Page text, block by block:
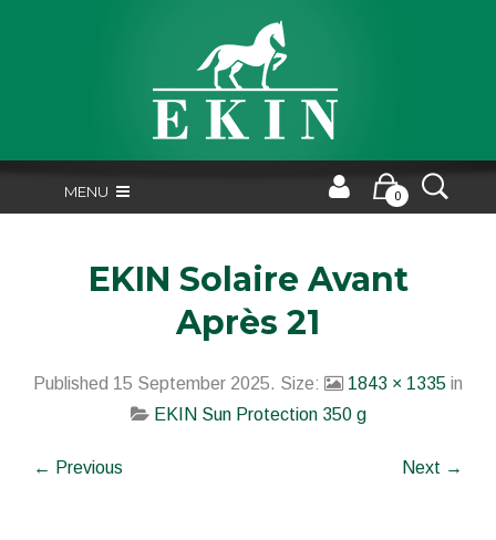
MENU 0
EKIN Solaire Avant
Après 21
Published 15 September 2025. Size: 1843 × 1335 in
EKIN Sun Protection 350 g
← Previous Next →